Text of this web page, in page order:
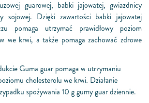
guarowej, babki jajowatej, gwiazdnicy
sojowej. Dzięki zawartości babki jajowatej
pomaga utrzymać prawidłowy poziom
we krwi, a także pomaga zachować zdrowe
Guma guar pomaga w utrzymaniu
cholesterolu we krwi. Działanie
spożywania 10 g gumy guar dziennie.